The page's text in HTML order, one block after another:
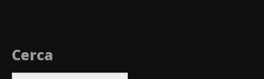
Cerca